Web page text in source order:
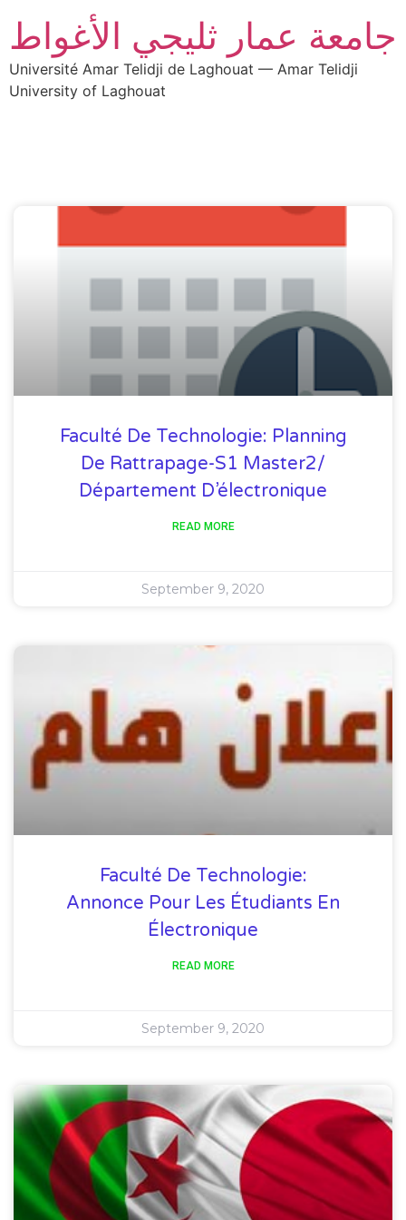
جامعة عمار ثليجي الأغواط
Université Amar Telidji de Laghouat — Amar Telidji
University of Laghouat
Faculté De Technologie: Planning
De Rattrapage-S1 Master2/
Département D’électronique
READ MORE
September 9, 2020
Faculté De Technologie:
Annonce Pour Les Étudiants En
Électronique
READ MORE
September 9, 2020